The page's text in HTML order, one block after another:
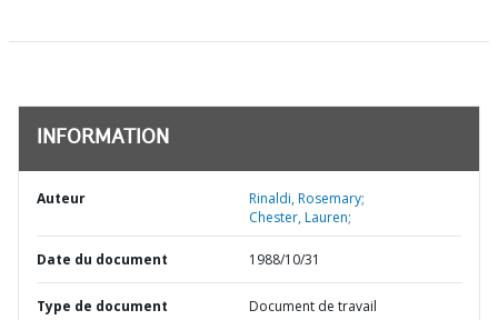
INFORMATION
Auteur
Rinaldi, Rosemary;
Chester, Lauren;
Date du document 1988/10/31
Type de document Document de travail